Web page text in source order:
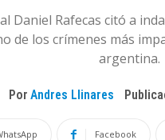
Daniel Rafecas citó a
de los crímenes más
argentina.
Por Andres Llinares
Facebook